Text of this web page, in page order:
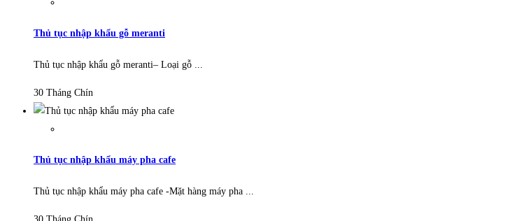
Thủ tục nhập khẩu gỗ meranti
Thủ tục nhập khẩu gỗ meranti– Loại gỗ ...
30 Tháng Chín
Thủ tục nhập khẩu máy pha cafe
Thủ tục nhập khẩu máy pha cafe -Mặt hàng máy pha ...